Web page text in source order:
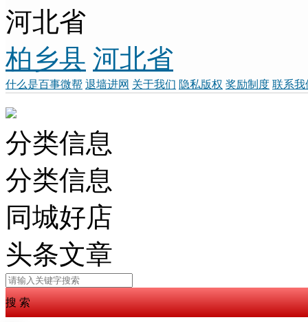
河北省
柏乡县 河北省
什么是百事微帮 退墙进网 关于我们 隐私版权 奖励制度 联系我
分类信息
分类信息
同城好店
头条文章
搜 索